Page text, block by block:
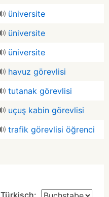
üniversite
üniversite
üniversite
havuz görevlisi
tutanak görevlisi
uçuş kabin görevlisi
trafik görevlisi öğrenci
Türkisch: